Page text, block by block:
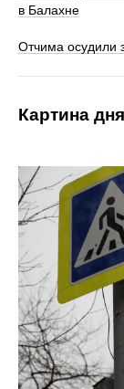
в Балахне
Отчима осудили
Картина дня